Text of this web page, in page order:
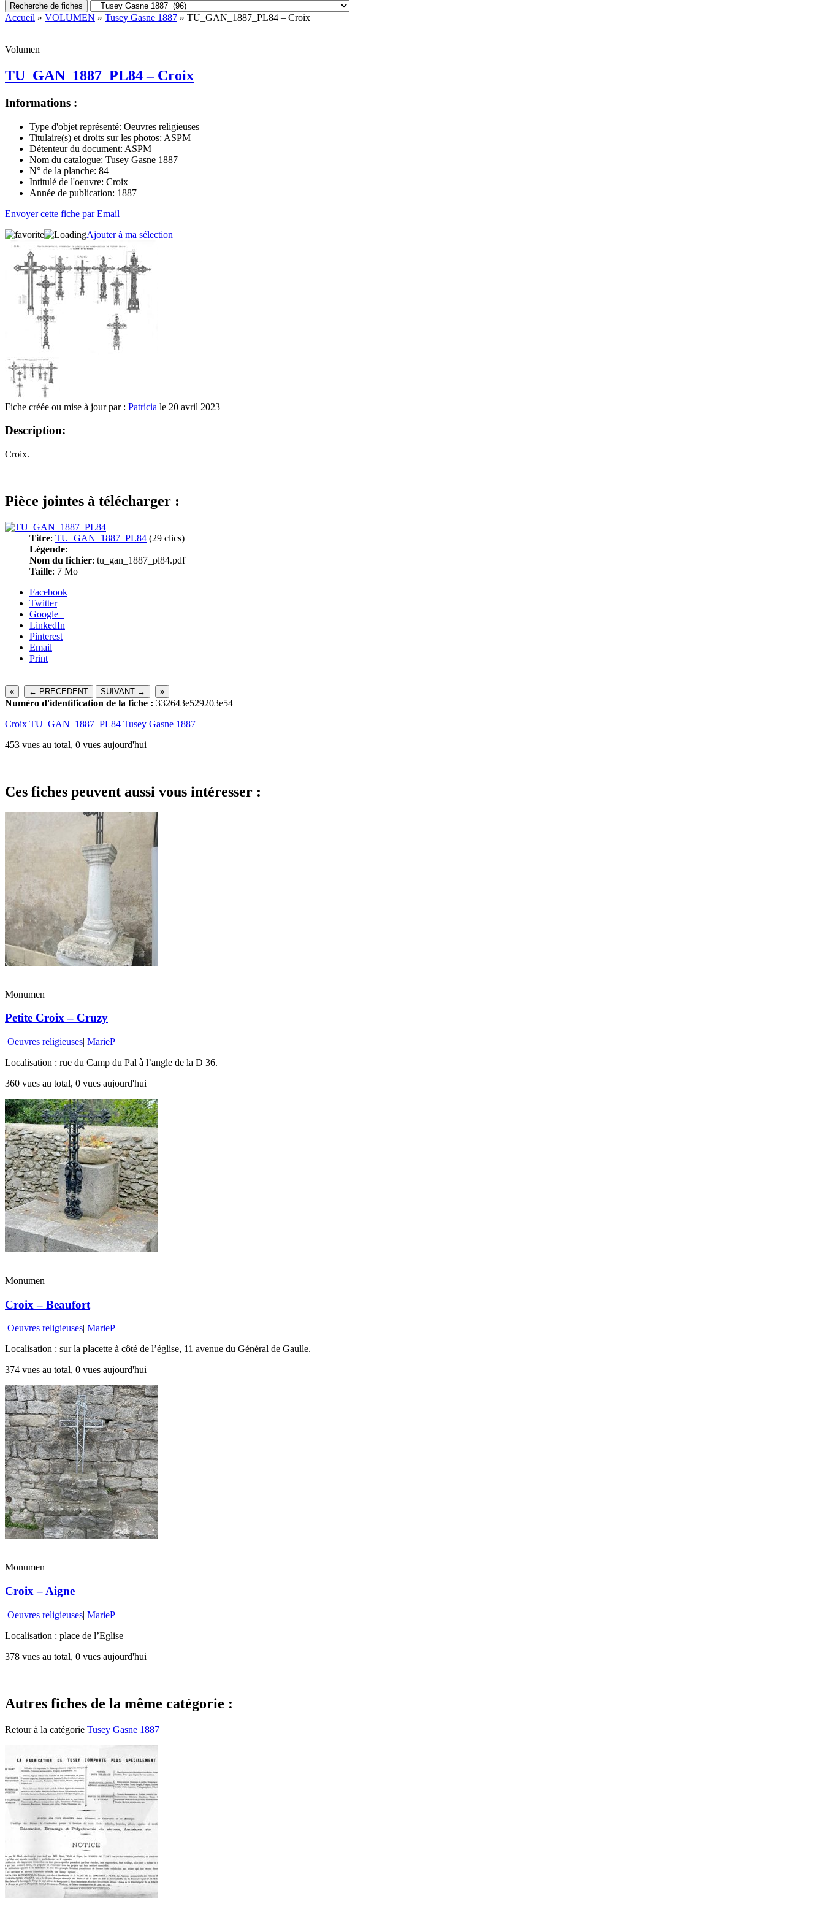
Recherche de fiches
Accueil » VOLUMEN » Tusey Gasne 1887 » TU_GAN_1887_PL84 – Croix
Volumen
TU_GAN_1887_PL84 – Croix
Informations :
Type d'objet représenté: Oeuvres religieuses
Titulaire(s) et droits sur les photos: ASPM
Détenteur du document: ASPM
Nom du catalogue: Tusey Gasne 1887
N° de la planche: 84
Intitulé de l'oeuvre: Croix
Année de publication: 1887
Envoyer cette fiche par Email
Ajouter à ma sélection
Fiche créée ou mise à jour par : Patricia le 20 avril 2023
Description:
Croix.
Pièce jointes à télécharger :
Titre: TU_GAN_1887_PL84 (29 clics)
Légende:
Nom du fichier: tu_gan_1887_pl84.pdf
Taille: 7 Mo
Facebook
Twitter
Google+
LinkedIn
Pinterest
Email
Print
« ← PRECEDENT SUIVANT → »
Numéro d'identification de la fiche : 332643e529203e54
Croix TU_GAN_1887_PL84 Tusey Gasne 1887
453 vues au total, 0 vues aujourd'hui
Ces fiches peuvent aussi vous intéresser :
Monumen
Petite Croix – Cruzy
Oeuvres religieuses| MarieP
Localisation : rue du Camp du Pal à l’angle de la D 36.
360 vues au total, 0 vues aujourd'hui
Monumen
Croix – Beaufort
Oeuvres religieuses MarieP
Localisation : sur la placette à côté de l’église, 11 avenue du Général de Gaulle.
374 vues au total, 0 vues aujourd'hui
Monumen
Croix – Aigne
Oeuvres religieuses| MarieP
Localisation : place de l’Eglise
378 vues au total, 0 vues aujourd'hui
Autres fiches de la même catégorie :
Retour à la catégorie Tusey Gasne 1887